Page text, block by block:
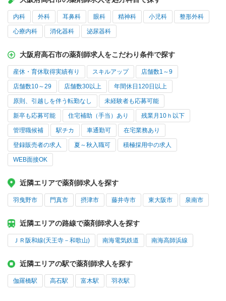
内科 外科 耳鼻科 眼科 精神科 小児科 整形外科
心療内科 消化器科 泌尿器科
大阪府高石市の薬剤師求人をこだわり条件で探す
産休・育休取得実績有り スキルアップ 店舗数1～9
店舗数10～29 店舗数30以上 年間休日120日以上
原則、引越しを伴う転勤なし 未経験者も応募可能
新卒も応募可能 住宅補助（手当）あり 残業月10ｈ以下
管理職候補 駅チカ 車通勤可 在宅業務あり
登録販売者の求人 夏～秋入職可 積極採用中の求人
WEB面接OK
近隣エリアで薬剤師求人を探す
羽曳野市 門真市 摂津市 藤井寺市 東大阪市 泉南市
近隣エリアの路線で薬剤師求人を探す
ＪＲ阪和線(天王寺－和歌山) 南海電気鉄道 南海高師浜線
近隣エリアの駅で薬剤師求人を探す
伽羅橋駅 高石駅 富木駅 羽衣駅